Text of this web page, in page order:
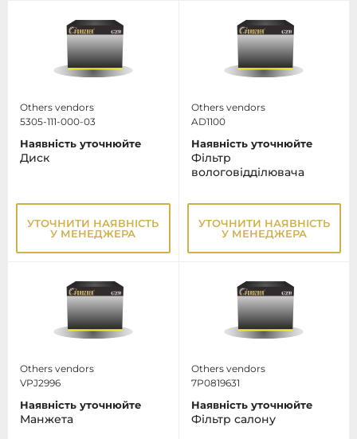
Others vendors
5305-111-000-03
Наявність уточнюйте
Диск
УТОЧНИТИ НАЯВНІСТЬ
У МЕНЕДЖЕРА
Others vendors
AD1100
Наявність уточнюйте
Фільтр
вологовідділювача
УТОЧНИТИ НАЯВНІСТЬ
У МЕНЕДЖЕРА
Others vendors
VPJ2996
Наявність уточнюйте
Манжета
Others vendors
7P0819631
Наявність уточнюйте
Фільтр салону